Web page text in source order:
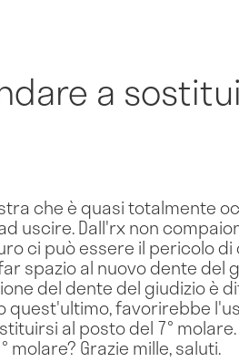
a
che è quasi totalmente
uscire. Dall'rx non
ci può essere il pericolo
spazio al nuovo dente del
del dente del giudizio è
quest'ultimo, favorirebbe
al posto del 7°
Grazie mille, saluti.